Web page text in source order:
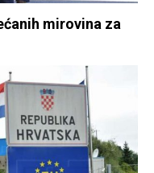
mirovina za